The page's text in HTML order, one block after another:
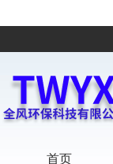
首页